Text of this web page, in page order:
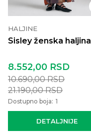
HALJINE
Sisley ženska haljina
DETALJNIJE
8.552,00 RSD
10.690,00RSD
21.190,00RSD
Dostupno boja: 1